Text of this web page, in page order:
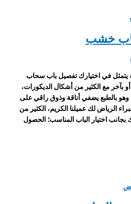
خشب
يتمثل في اختيارك تفصيل باب سحاب
مع الكثير من أشكال الديكورات،
وهو بالطبع يضفي أناقة وذوق راقي على
الرياض لك عميلنا الكريم، الكثير من
بجانب اختيار الباب المناسب؛ الحصول